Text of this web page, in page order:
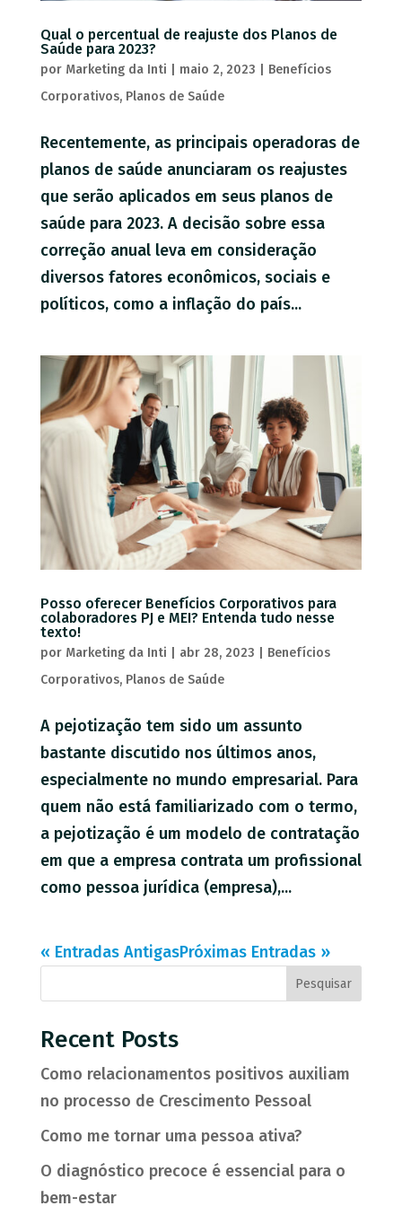
Qual o percentual de reajuste dos Planos de
Saúde para 2023?
por Marketing da Inti maio 2, 2023
Benefícios
Corporativos, Planos de Saúde
Recentemente, as principais operadoras de
planos de saúde anunciaram os reajustes
que serão aplicados em seus planos de
saúde para 2023. A decisão sobre essa
correção anual leva em consideração
diversos fatores econômicos, sociais e
políticos, como a inflação do país...
Posso oferecer Benefícios Corporativos para
colaboradores PJ e MEI? Entenda tudo nesse
texto!
por Marketing da Inti abr 28, 2023
Benefícios
Corporativos, Planos de Saúde
A pejotização tem sido um assunto
bastante discutido nos últimos anos,
especialmente no mundo empresarial. Para
quem não está familiarizado com o termo,
a pejotização é um modelo de contratação
em que a empresa contrata um profissional
como pessoa jurídica (empresa),...
« Entradas AntigasPróximas Entradas »
Pesquisar
Recent Posts
Como relacionamentos positivos auxiliam
no processo de Crescimento Pessoal
Como me tornar uma pessoa ativa?
O diagnóstico precoce é essencial para o
bem-estar